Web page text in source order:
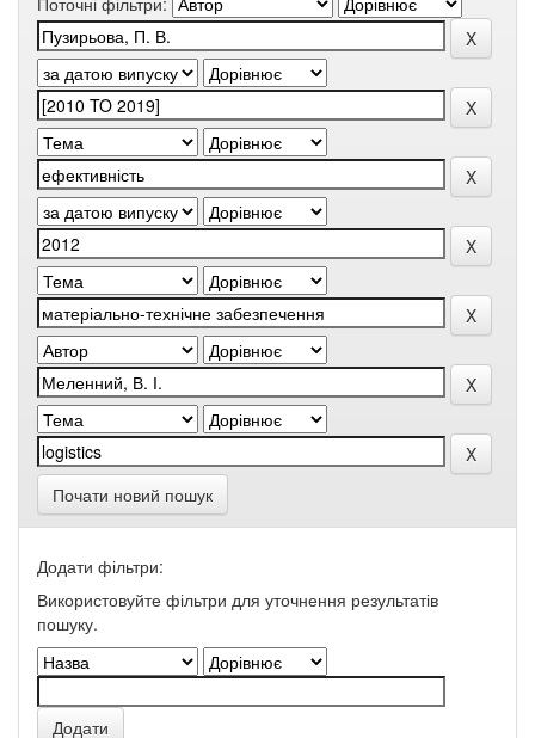
Почати новий пошук
Додати фільтри:
Використовуйте фільтри для уточнення результатів
пошуку.